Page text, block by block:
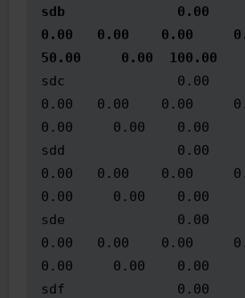
sdb              0.00
0.00   0.00    0.00
50.00     0.00  100.00
sdc              0.00
0.00   0.00    0.00
0.00     0.00    0.00
sdd              0.00
0.00   0.00    0.00
0.00     0.00    0.00
sde              0.00
0.00   0.00    0.00
0.00     0.00    0.00
sdf              0.00